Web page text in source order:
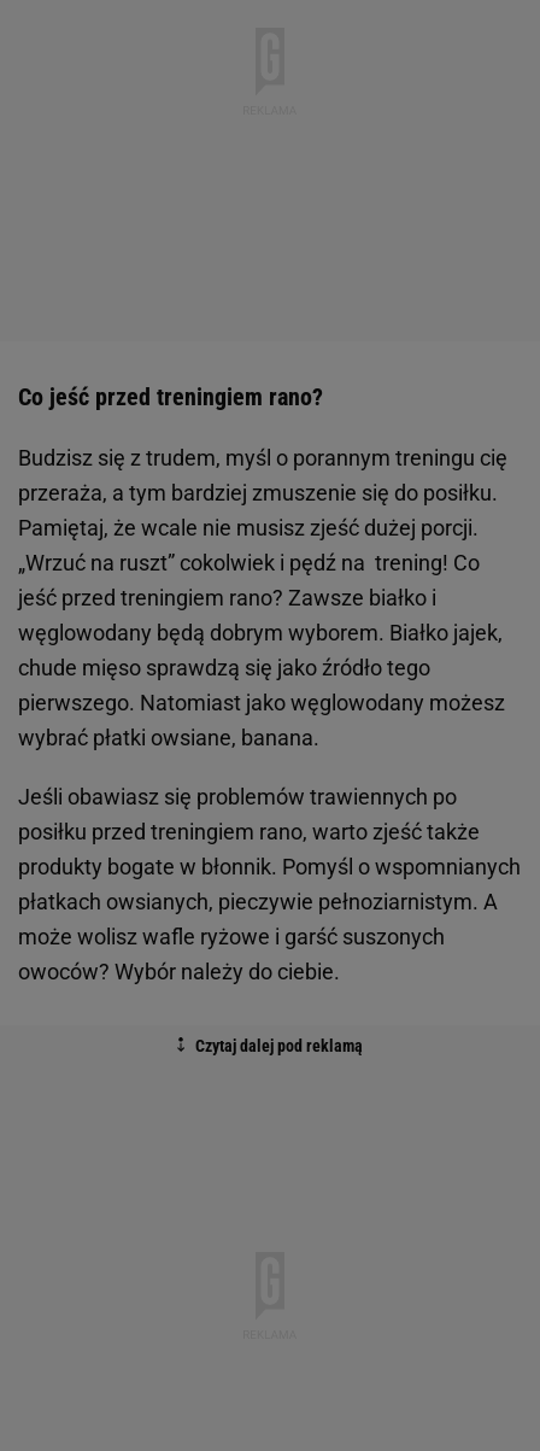
Co jeść przed treningiem rano?
Budzisz się z trudem, myśl o porannym treningu cię
przeraża, a tym bardziej zmuszenie się do posiłku.
Pamiętaj, że wcale nie musisz zjeść dużej porcji.
„Wrzuć na ruszt” cokolwiek i pędź na trening! Co
jeść przed treningiem rano? Zawsze białko i
węglowodany będą dobrym wyborem. Białko jajek,
chude mięso sprawdzą się jako źródło tego
pierwszego. Natomiast jako węglowodany możesz
wybrać płatki owsiane, banana.
Jeśli obawiasz się problemów trawiennych po
posiłku przed treningiem rano, warto zjeść także
produkty bogate w błonnik. Pomyśl o wspomnianych
płatkach owsianych, pieczywie pełnoziarnistym. A
może wolisz wafle ryżowe i garść suszonych
owoców? Wybór należy do ciebie.